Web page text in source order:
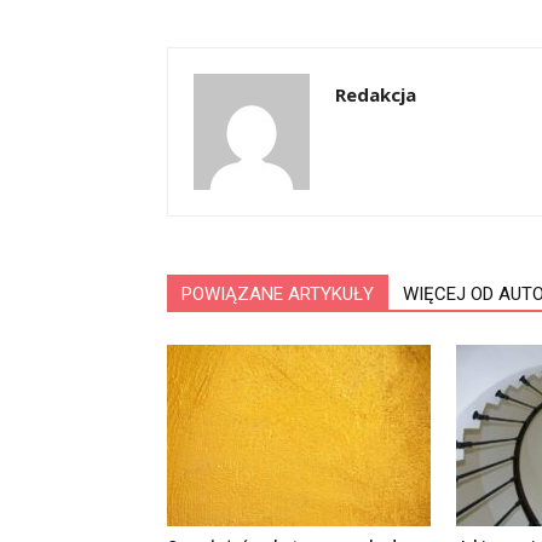
Redakcja
POWIĄZANE ARTYKUŁY WIĘCEJ OD